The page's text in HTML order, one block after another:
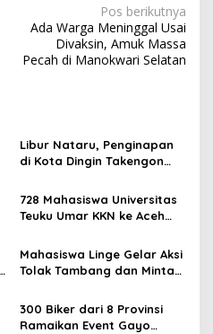
Pos berikutnya
Ada Warga Meninggal Usai
Divaksin, Amuk Massa
Pecah di Manokwari Selatan
Libur Nataru, Penginapan
di Kota Dingin Takengon
728 Mahasiswa Universitas
Teuku Umar KKN ke Aceh
Mahasiswa Linge Gelar Aksi
Tolak Tambang dan Minta
Tengah
300 Biker dari 8 Provinsi
Ramaikan Event Gayo